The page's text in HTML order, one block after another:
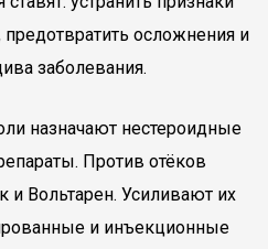
предотвратить осложнения и
заболевания.
назначают нестероидные
Против отёков
Вольтарен. Усиливают их
и инъекционные